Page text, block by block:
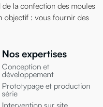
la confection des moules
objectif : vous fournir des
Nos expertises
Conception et
développement
Prototypage et production
série